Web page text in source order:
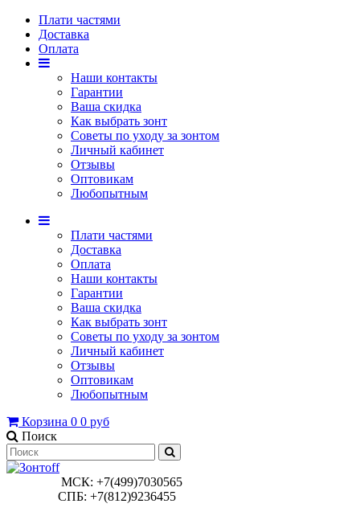
Плати частями
Доставка
Оплата
Наши контакты
Гарантии
Ваша скидка
Как выбрать зонт
Советы по уходу за зонтом
Личный кабинет
Отзывы
Оптовикам
Любопытным
Плати частями
Доставка
Оплата
Наши контакты
Гарантии
Ваша скидка
Как выбрать зонт
Советы по уходу за зонтом
Личный кабинет
Отзывы
Оптовикам
Любопытным
Корзина 0 0 руб
Поиск
МСК: +7(499)7030565
СПБ: +7(812)9236455